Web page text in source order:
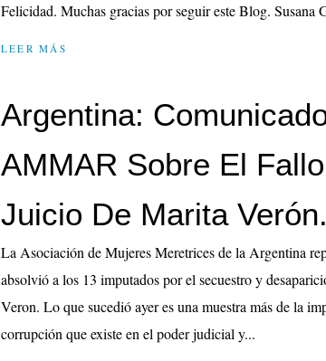
Felicidad. Muchas gracias por seguir este Blog. Susana
LEER MÁS
Argentina:
AMMAR Sobre El
Juicio De Marita Verón.
La Asociación de Mujeres Meretrices de la Argentina
absolvió a los 13 imputados por el secuestro y
Veron. Lo que sucedió ayer es una muestra más de la
corrupción que existe en el poder judicial y...